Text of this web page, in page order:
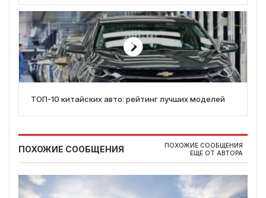
ТОП-10 китайских авто: рейтинг лучших моделей
ПОХОЖИЕ СООБЩЕНИЯ
ПОХОЖИЕ СООБЩЕНИЯ
ЕЩЕ ОТ АВТОРА